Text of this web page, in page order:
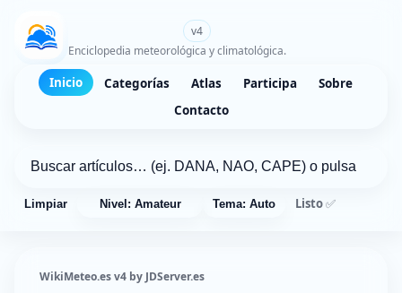
v4
Enciclopedia meteorológica y climatológica.
Inicio Categorías Atlas Participa
Sobre
Contacto
Limpiar Nivel: Amateur Tema: Auto Listo ✅
WikiMeteo.es v4 by JDServer.es